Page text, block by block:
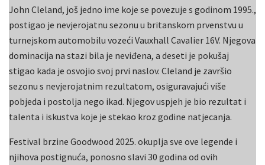
John Cleland, još jedno ime koje se povezuje s godinom 1995.,
postigao je nevjerojatnu sezonu u britanskom prvenstvu u
turnejskom automobilu vozeći Vauxhall Cavalier 16V. Njegova
dominacija na stazi bila je neviđena, a deseti je pokušaj
stigao kada je osvojio svoj prvi naslov. Cleland je završio
sezonu s nevjerojatnim rezultatom, osiguravajući više
pobjeda i postolja nego ikad. Njegov uspjeh je bio rezultat i
talenta i iskustva koje je stekao kroz godine natjecanja.
Festival brzine Goodwood 2025. okuplja sve ove legende i
njihova postignuća, ponosno slavi 30 godina od ovih